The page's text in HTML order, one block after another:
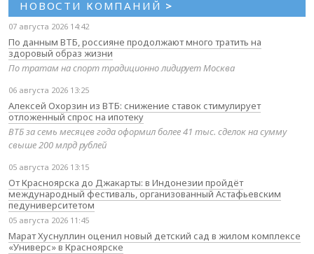
НОВОСТИ КОМПАНИЙ >
07 августа 2026 14:42
По данным ВТБ, россияне продолжают много тратить на
здоровый образ жизни
По тратам на спорт традиционно лидирует Москва
06 августа 2026 13:25
Алексей Охорзин из ВТБ: снижение ставок стимулирует
отложенный спрос на ипотеку
ВТБ за семь месяцев года оформил более 41 тыс. сделок на сумму
свыше 200 млрд рублей
05 августа 2026 13:15
От Красноярска до Джакарты: в Индонезии пройдёт
международный фестиваль, организованный Астафьевским
педуниверситетом
05 августа 2026 11:45
Марат Хуснуллин оценил новый детский сад в жилом комплексе
«Универс» в Красноярске